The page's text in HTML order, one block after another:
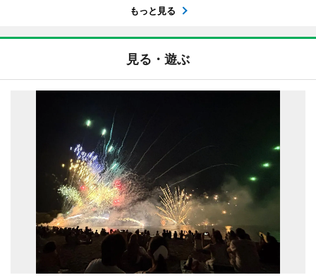
もっと見る
見る・遊ぶ